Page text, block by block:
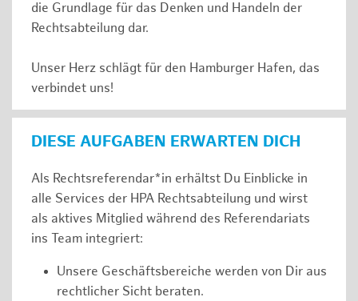
die Grundlage für das Denken und Handeln der
Rechtsabteilung dar.
Unser Herz schlägt für den Hamburger Hafen, das
verbindet uns!
DIESE AUFGABEN ERWARTEN DICH
Als Rechtsreferendar*in erhältst Du Einblicke in
alle Services der HPA Rechtsabteilung und wirst
als aktives Mitglied während des Referendariats
ins Team integriert:
Unsere Geschäftsbereiche werden von Dir aus
rechtlicher Sicht beraten.